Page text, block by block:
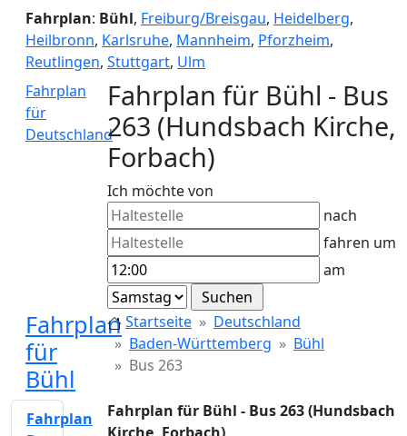
Fahrplan: Bühl, Freiburg/Breisgau, Heidelberg,
Heilbronn, Karlsruhe, Mannheim, Pforzheim,
Reutlingen, Stuttgart, Ulm
Fahrplan
für
Deutschland
Fahrplan für Bühl - Bus
263 (Hundsbach Kirche,
Forbach)
Ich möchte von
nach
fahren um
am
Fahrplan
für
Bühl
Startseite
Deutschland
Baden-Württemberg
Bühl
Bus 263
Fahrplan für Bühl - Bus 263 (Hundsbach
Fahrplan